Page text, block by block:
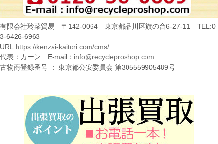
有限会社玲菜貿易 〒142-0064 東京都品川区旗の台6-27-11 TEL:0
3-6426-6963
URL: https://kenzai-kaitori.com/cms/
代表：カーン E-mail： info@recycleproshop.com
古物商登録番号 ： 東京都公安委員会 第305559905489号